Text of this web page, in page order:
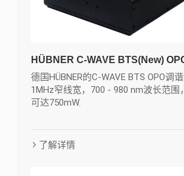
HÜBNER C-WAVE BTS(New)
德国HÜBNER的C-WAVE BTS OPO调谐
1MHz窄线宽，700 - 980 nm波长范围
可达750mW.
了解详情